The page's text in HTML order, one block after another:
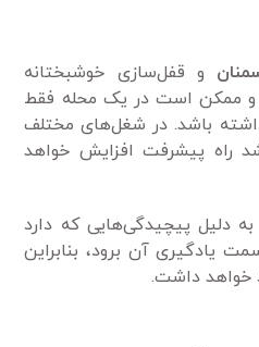
و قفل‌سازی خوشبختانه
و ممکن است در یک محله فقط
باشد. در شغل‌های مختلف
راه پیشرفت افزایش خواهد
به دلیل پیچیدگی‌هایی که دارد
آن برود، بنابراین
خواهد داشت.